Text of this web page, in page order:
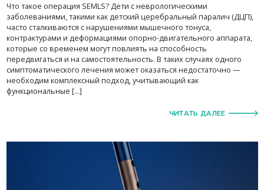
Что такое операция SEMLS? Дети с неврологическими
заболеваниями, такими как детский церебральный паралич (ДЦП),
часто сталкиваются с нарушениями мышечного тонуса,
контрактурами и деформациями опорно-двигательного аппарата,
которые со временем могут повлиять на способность
передвигаться и на самостоятельность. В таких случаях одного
симптоматического лечения может оказаться недостаточно —
необходим комплексный подход, учитывающий как
функциональные […]
ЧИТАТЬ ДАЛЕЕ